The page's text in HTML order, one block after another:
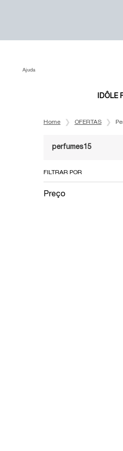
Ajuda
IDÔLE
Home
OFERTAS
perfumes15
FILTRAR POR
Preço